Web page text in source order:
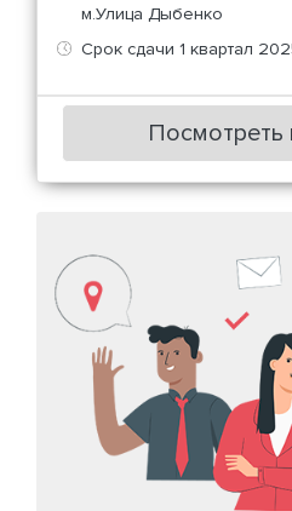
м.Улица Дыбенко
Срок сдачи 1 квартал
Посмотреть